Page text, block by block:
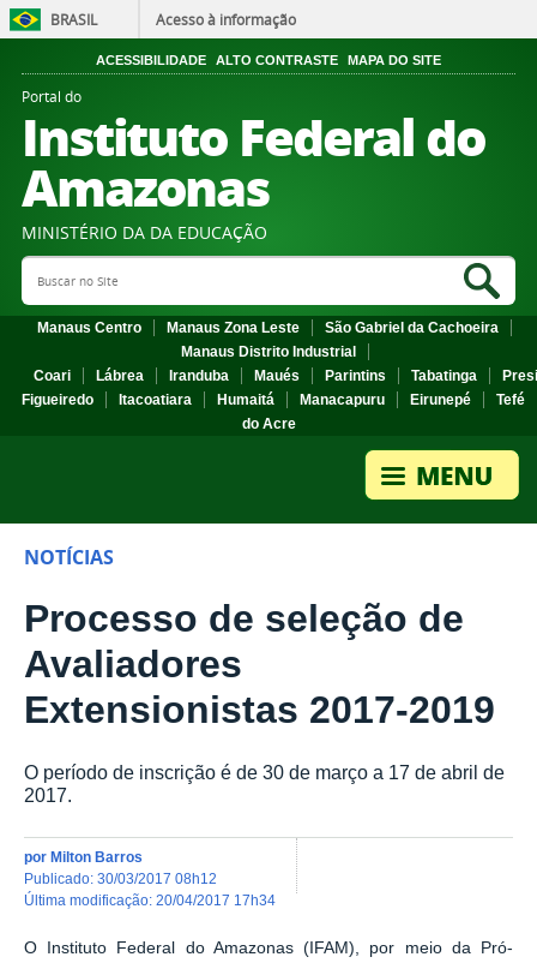
BRASIL Acesso à informação
ACESSIBILIDADE ALTO CONTRASTE MAPA DO SITE
Portal do
Instituto Federal do
Amazonas
MINISTÉRIO DA DA EDUCAÇÃO
Search Site
Manaus Centro Manaus Zona Leste
São Gabriel da Cachoeira
Manaus Distrito Industrial
Coari
Lábrea Iranduba Maués Parintins Tabatinga
Figueiredo
Itacoatiara Humaitá Manacapuru Eirunepé
Tefé
do Acre
NOTÍCIAS
Processo de seleção de
Avaliadores
Extensionistas 2017-2019
O período de inscrição é de 30 de março a 17 de abril de
2017.
por Milton Barros
publicado: 30/03/2017 08h12
última modificação: 20/04/2017 17h34
O Instituto Federal do Amazonas (IFAM), por meio da Pró-